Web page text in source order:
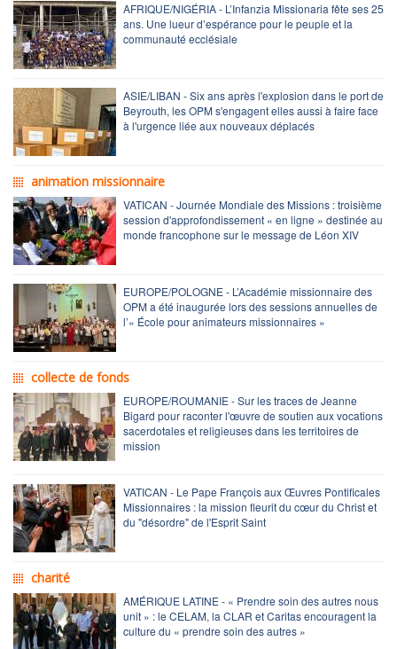
AFRIQUE/NIGÉRIA - L’Infanzia Missionaria fête ses 25
ans. Une lueur d’espérance pour le peuple et la
communauté ecclésiale
ASIE/LIBAN - Six ans après l'explosion dans le port de
Beyrouth, les OPM s'engagent elles aussi à faire face
à l'urgence liée aux nouveaux déplacés
animation missionnaire
VATICAN - Journée Mondiale des Missions : troisième
session d'approfondissement « en ligne » destinée au
monde francophone sur le message de Léon XIV
EUROPE/POLOGNE - L’Académie missionnaire des
OPM a été inaugurée lors des sessions annuelles de
l’« École pour animateurs missionnaires »
collecte de fonds
EUROPE/ROUMANIE - Sur les traces de Jeanne
Bigard pour raconter l'œuvre de soutien aux vocations
sacerdotales et religieuses dans les territoires de
mission
VATICAN - Le Pape François aux Œuvres Pontificales
Missionnaires : la mission fleurit du cœur du Christ et
du "désordre" de l'Esprit Saint
charité
AMÉRIQUE LATINE - « Prendre soin des autres nous
unit » : le CELAM, la CLAR et Caritas encouragent la
culture du « prendre soin des autres »